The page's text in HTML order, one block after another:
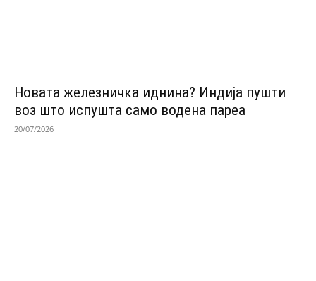
Новата железничка иднина? Индија пушти
воз што испушта само водена пареа
20/07/2026